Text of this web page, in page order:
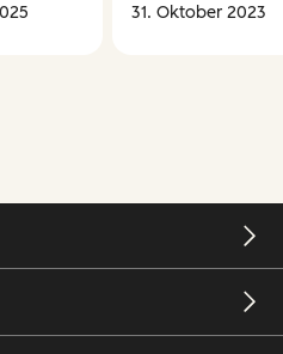
31. Oktober 2023